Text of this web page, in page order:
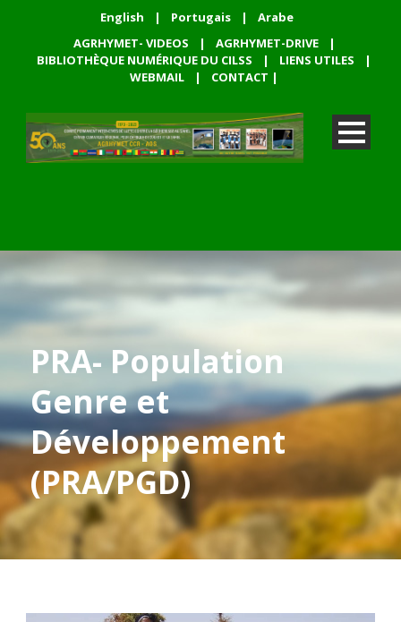
English | Portugais |
Arabe
AGRHYMET- VIDEOS
| AGRHYMET-DRIVE
|
BIBLIOTHÈQUE NUMÉRIQUE DU CILSS
| LIENS UTILES
|
WEBMAIL
| CONTACT |
PRA- Population
Genre et
Développement
(PRA/PGD)